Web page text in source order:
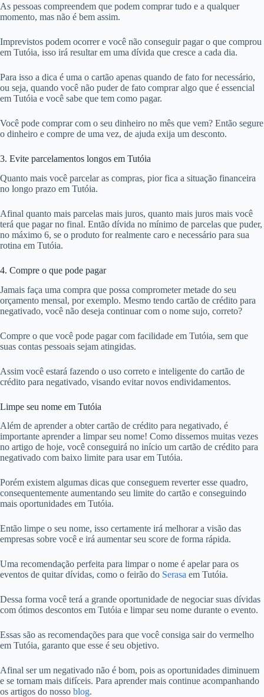
As pessoas compreendem que podem comprar tudo e a qualquer
momento, mas não é bem assim.
Imprevistos podem ocorrer e você não conseguir pagar o que comprou
em Tutóia, isso irá resultar em uma dívida que cresce a cada dia.
Para isso a dica é uma o cartão apenas quando de fato for necessário,
ou seja, quando você não puder de fato comprar algo que é essencial
em Tutóia e você sabe que tem como pagar.
Você pode comprar com o seu dinheiro no mês que vem? Então segure
o dinheiro e compre de uma vez, de ajuda exija um desconto.
3. Evite parcelamentos longos em Tutóia
Quanto mais você parcelar as compras, pior fica a situação financeira
no longo prazo em Tutóia.
Afinal quanto mais parcelas mais juros, quanto mais juros mais você
terá que pagar no final. Então dívida no mínimo de parcelas que puder,
no máximo 6, se o produto for realmente caro e necessário para sua
rotina em Tutóia.
4. Compre o que pode pagar
Jamais faça uma compra que possa comprometer metade do seu
orçamento mensal, por exemplo. Mesmo tendo cartão de crédito para
negativado, você não deseja continuar com o nome sujo, correto?
Compre o que você pode pagar com facilidade em Tutóia, sem que
suas contas pessoais sejam atingidas.
Assim você estará fazendo o uso correto e inteligente do cartão de
crédito para negativado, visando evitar novos endividamentos.
Limpe seu nome em Tutóia
Além de aprender a obter cartão de crédito para negativado, é
importante aprender a limpar seu nome! Como dissemos muitas vezes
no artigo de hoje, você conseguirá no início um cartão de crédito para
negativado com baixo limite para usar em Tutóia.
Porém existem algumas dicas que conseguem reverter esse quadro,
consequentemente aumentando seu limite do cartão e conseguindo
mais oportunidades em Tutóia.
Então limpe o seu nome, isso certamente irá melhorar a visão das
empresas sobre você e irá aumentar seu score de forma rápida.
Uma recomendação perfeita para limpar o nome é apelar para os
eventos de quitar dívidas, como o feirão do Serasa em Tutóia.
Dessa forma você terá a grande oportunidade de negociar suas dívidas
com ótimos descontos em Tutóia e limpar seu nome durante o evento.
Essas são as recomendações para que você consiga sair do vermelho
em Tutóia, garanto que esse é seu objetivo.
Afinal ser um negativado não é bom, pois as oportunidades diminuem
e se tornam mais difíceis. Para aprender mais continue acompanhando
os artigos do nosso blog.